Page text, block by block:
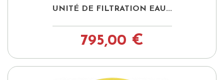
UNITÉ DE FILTRATION EAU...
795,00 €